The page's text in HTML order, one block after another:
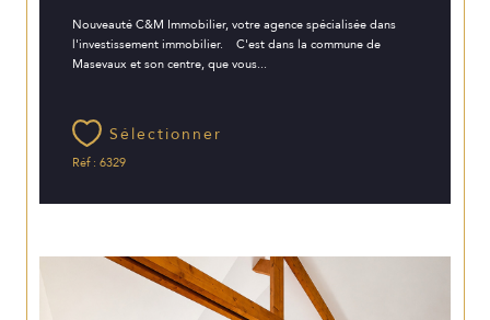
Nouveauté C&M Immobilier, votre agence spécialisée dans
l'investissement immobilier. C'est dans la commune de
Masevaux et son centre, que vous...
Sélectionner
Réf : 6329